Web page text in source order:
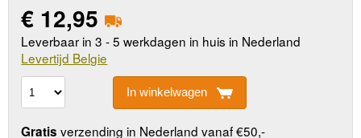
€ 12,95
Leverbaar in 3 - 5 werkdagen in huis in Nederland
Levertijd Belgie
In winkelwagen
Gratis verzending in Nederland vanaf €50,-